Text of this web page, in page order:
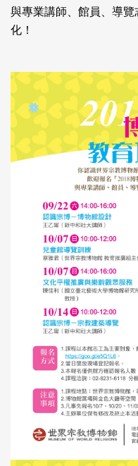
與專業講師、館員、導
化！